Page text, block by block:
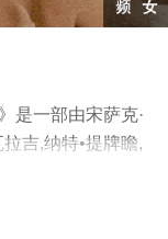
是一部由宋萨克·
吉,纳特•提牌瞻,
,剌塔蓬•阿农麻
相关信息可移